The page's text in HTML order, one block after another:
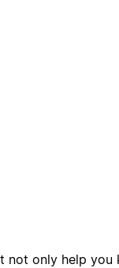
not only help you